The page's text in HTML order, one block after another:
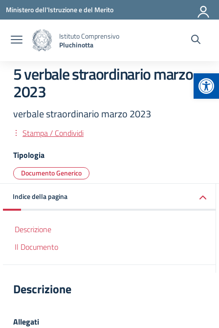
Vai ai contenuti
Vai al menu di navigazione
Vai al footer
Ministero dell'Istruzione e del Merito
Istituto Comprensivo
Pluchinotta
5 verbale straordinario marzo
2023
verbale straordinario marzo 2023
Stampa / Condividi
Tipologia
Documento Generico
Indice della pagina
Descrizione
Il Documento
Descrizione
Allegati